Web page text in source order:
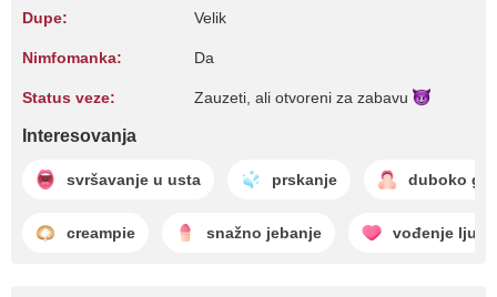
Dupe: Velik
Nimfomanka: Da
Status veze: Zauzeti, ali otvoreni za zabavu
Interesovanja
svršavanje u usta prskanje duboko
creampie snažno jebanje vođenje